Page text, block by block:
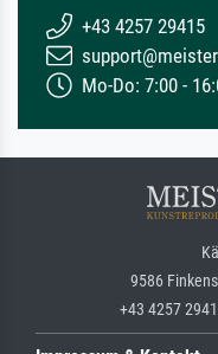
+43 4257 29415
Mo-Do: 7:00 -
9586
+43 4257